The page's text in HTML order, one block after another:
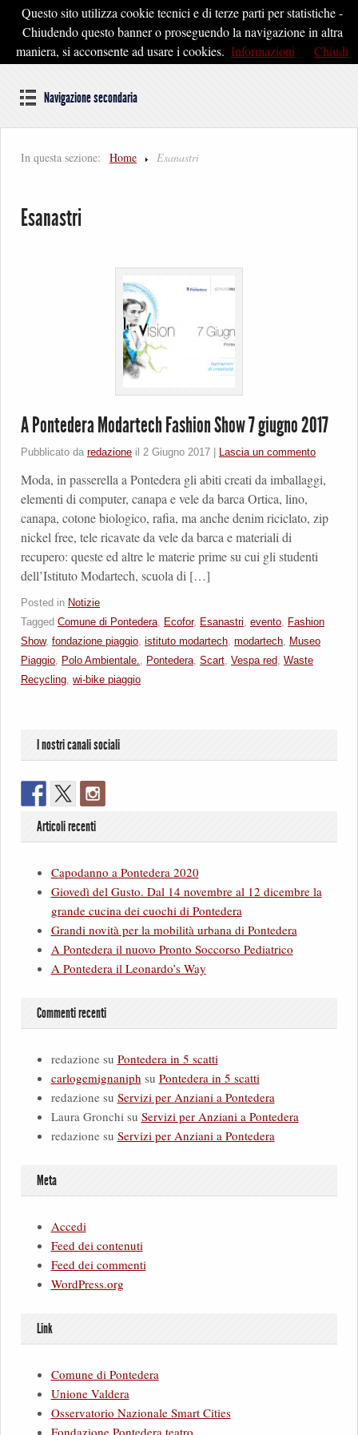
Pontedera2020
Dal cuore della Toscana un'idea di Futuro
Navigazione secondaria
In questa sezione: Home Esanastri
Esanastri
A Pontedera Modartech Fashion Show 7 giugno 2017
Pubblicato da redazione il 2 Giugno 2017 Lascia un commento
Moda, in passerella a Pontedera gli abiti creati da imballaggi,
elementi di computer, canapa e vele da barca Ortica, lino,
canapa, cotone biologico, rafia, ma anche denim riciclato, zip
nickel free, tele ricavate da vele da barca e materiali di
recupero: queste ed altre le materie prime su cui gli studenti
dell’Istituto Modartech, scuola di […]
Posted in Notizie
Tagged Comune di Pontedera, Ecofor, Esanastri, evento, Fashion
Show, fondazione piaggio, istituto modartech, modartech, Museo
Piaggio, Polo Ambientale., Pontedera, Scart, Vespa red, Waste
Recycling, wi-bike piaggio
I nostri canali sociali
Articoli recenti
Capodanno a Pontedera 2020
Giovedì del Gusto. Dal 14 novembre al 12 dicembre la
grande cucina dei cuochi di Pontedera
Grandi novità per la mobilità urbana di Pontedera
A Pontedera il nuovo Pronto Soccorso Pediatrico
A Pontedera il Leonardo’s Way
Commenti recenti
redazionesu Pontedera in 5 scatti
carlogemignaniph su Pontedera in 5 scatti
redazionesu Servizi per Anziani a Pontedera
Laura Gronchisu Servizi per Anziani a Pontedera
redazionesu Servizi per Anziani a Pontedera
Meta
Accedi
Feed dei contenuti
Feed dei commenti
WordPress.org
Link
Comune di Pontedera
Unione Valdera
Osservatorio Nazionale Smart Cities
Questo sito utilizza cookie tecnici e di terze parti per statistiche -
Chiudendo questo banner o proseguendo la navigazione in altra
maniera, si acconsente ad usare i cookies. Informazioni Chiudi